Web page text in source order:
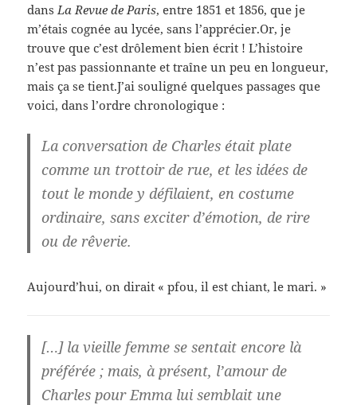
dans La Revue de Paris, entre 1851 et 1856, que je
m’étais cognée au lycée, sans l’apprécier.Or, je
trouve que c’est drôlement bien écrit ! L’histoire
n’est pas passionnante et traîne un peu en longueur,
mais ça se tient.J’ai souligné quelques passages que
voici, dans l’ordre chronologique :
La conversation de Charles était plate
comme un trottoir de rue, et les idées de
tout le monde y défilaient, en costume
ordinaire, sans exciter d’émotion, de rire
ou de rêverie.
Aujourd’hui, on dirait « pfou, il est chiant, le mari. »
[…] la vieille femme se sentait encore là
préférée ; mais, à présent, l’amour de
Charles pour Emma lui semblait une